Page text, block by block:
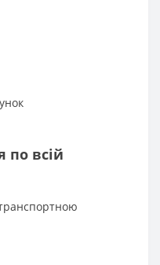
по всій